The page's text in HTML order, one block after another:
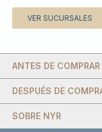
VER SUCURSALES
DESPUÉS DE
SOBRE NYR
ANTES DE COMPRAR